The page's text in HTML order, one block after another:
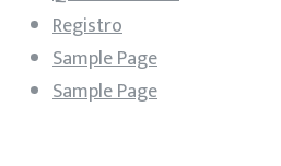
Registro
Sample Page
Sample Page